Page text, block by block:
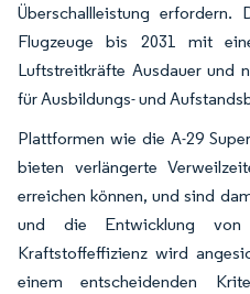
Überschallleistung erfordern.
Flugzeuge bis 2031 mit
Luftstreitkräfte Ausdauer und
für Ausbildungs- und
Plattformen wie die A-29
bieten verlängerte
erreichen können, und sind
und die Entwicklung von
Kraftstoffeffizienz wird
einem entscheidenden